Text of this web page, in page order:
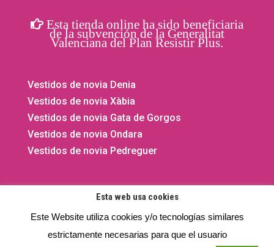
Esta tienda online ha sido beneficiaria
de la subvención de la Generalitat
Valenciana del Plan Resistir Plus.
Vestidos de novia Denia
Vestidos de novia Xàbia
Vestidos de novia Gata de Gorgos
Vestidos de novia Ondara
Vestidos de novia Pedreguer
Cookies
Esta web usa cookies
Este Website utiliza cookies y/o tecnologías similares
estrictamente necesarias para que el usuario